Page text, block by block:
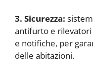
3. Sicurezza:
antifurto e
e notifiche, per
delle abitazioni.